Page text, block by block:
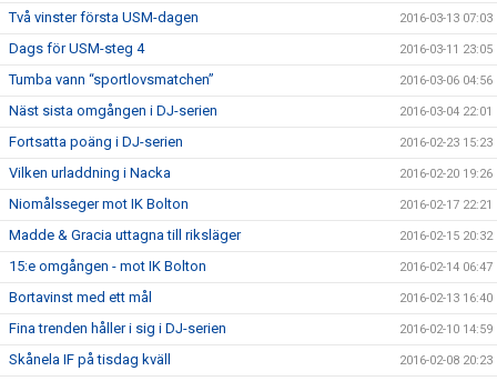
Två vinster första USM-dagen 2016-03-13 07:03
Dags för USM-steg 4 2016-03-11 23:05
Tumba vann “sportlovsmatchen” 2016-03-06 04:56
Näst sista omgången i DJ-serien 2016-03-04 22:01
Fortsatta poäng i DJ-serien 2016-02-23 15:23
Vilken urladdning i Nacka 2016-02-20 19:26
Niomålsseger mot IK Bolton 2016-02-17 22:21
Madde & Gracia uttagna till riksläger 2016-02-15 20:32
15:e omgången - mot IK Bolton 2016-02-14 06:47
Bortavinst med ett mål 2016-02-13 16:40
Fina trenden håller i sig i DJ-serien 2016-02-10 14:59
Skånela IF på tisdag kväll 2016-02-08 20:23